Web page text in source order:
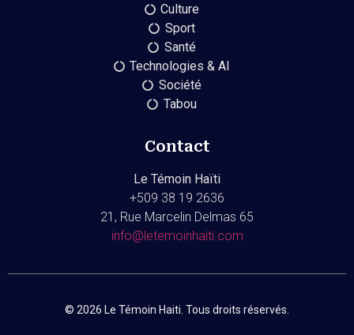
Culture
Sport
Santé
Technologies & AI
Société
Tabou
Contact
Le Témoin Haïti
+509 38 19 2636
21, Rue Marcelin Delmas 65
info@letemoinhaiti.com
© 2026 Le Témoin Haiti. Tous droits réservés.